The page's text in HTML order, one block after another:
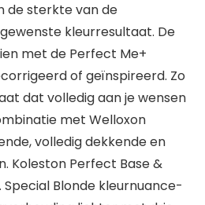
de sterkte van de
kleurresultaat. De
met de Perfect Me+
of geïnspireerd. Zo
dat volledig aan je wensen
met Welloxon
volledig dekkende en
Koleston Perfect Base &
Special Blonde kleurnuance-